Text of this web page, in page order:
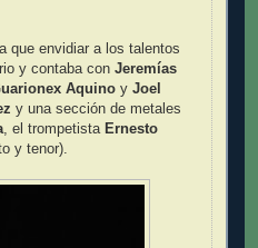
que envidiar a los talentos
y contaba con Jeremías
Aquino y Joel
y una sección de metales
, el trompetista Ernesto
y tenor).